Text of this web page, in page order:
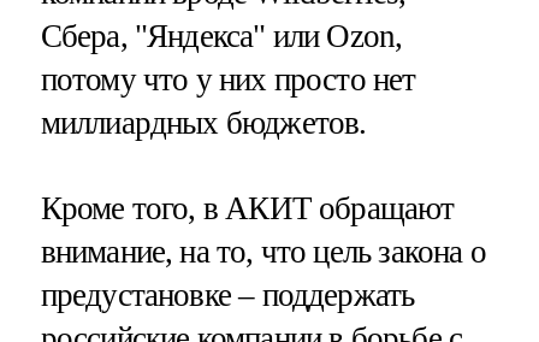
Сбера, "Яндекса" или Ozon,
потому что у них просто нет
миллиардных бюджетов.
Кроме того, в АКИТ обращают
внимание, на то, что цель закона о
предустановке – поддержать